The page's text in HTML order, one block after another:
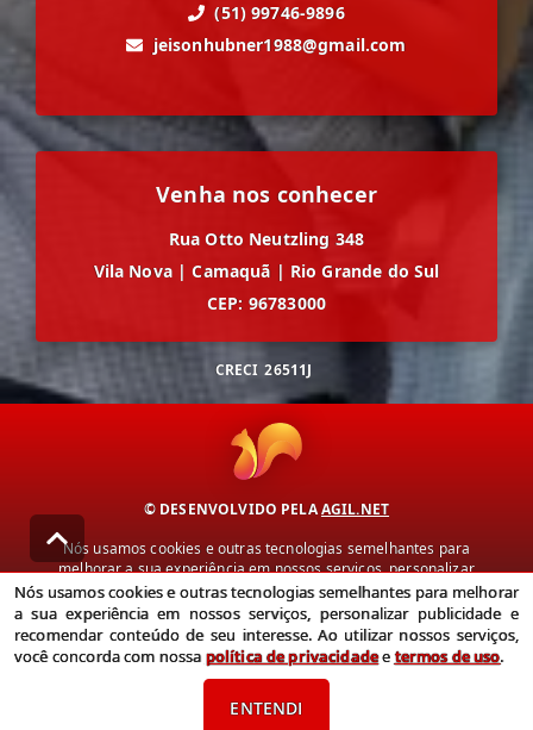
(51) 99746-9896
jeisonhubner1988@gmail.com
Venha nos conhecer
Rua Otto Neutzling 348
Vila Nova | Camaquã | Rio Grande do Sul
CEP: 96783000
CRECI 26511J
© DESENVOLVIDO PELAAGIL.NET
Nós usamos cookies e outras tecnologias semelhantes para
melhorar a sua experiência em nossos serviços, personalizar
publicidade e recomendar conteúdo de seu interesse. Ao utilizar
nossos serviços, você concorda com nossa política de privacidade e
termos de uso.
Política de Privacidade Termos de uso
Nós usamos cookies e outras tecnologias semelhantes para melhorar
a sua experiência em nossos serviços, personalizar publicidade e
recomendar conteúdo de seu interesse. Ao utilizar nossos serviços,
você concorda com nossa política de privacidadeetermos de uso.
ENTENDI